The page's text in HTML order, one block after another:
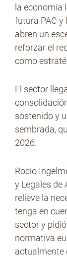
la economía
futura PAC y
abren un
reforzar el
como
El sector
sostenido y
sembrada,
2026.
Rocío
y Legales de
relieve la
tenga en
sector y
normativa
actualmente